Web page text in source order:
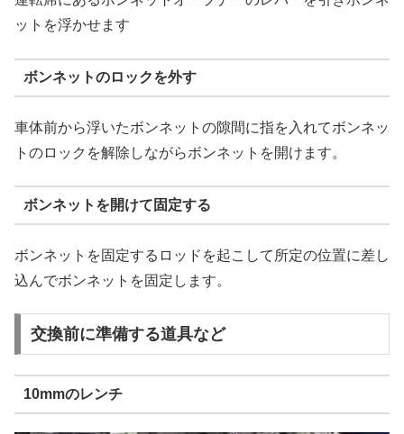
ットを浮かせます
ボンネットのロックを外す
車体前から浮いたボンネットの隙間に指を入れてボンネッ
トのロックを解除しながらボンネットを開けます。
ボンネットを開けて固定する
ボンネットを固定するロッドを起こして所定の位置に差し
込んでボンネットを固定します。
交換前に準備する道具など
10mmのレンチ